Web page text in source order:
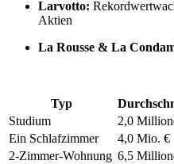
Larvotto:
Aktien
La Rousse & La
Typ
Studium
2,0
Ein Schlafzimmer
4,0 Mio. €
2-Zimmer-Wohnung 6,5